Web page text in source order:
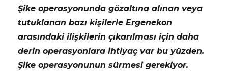
Şike operasyonunda gözaltına alınan veya
tutuklanan bazı kişilerle Ergenekon
arasındaki ilişkilerin çıkarılması için daha
derin operasyonlara ihtiyaç var bu yüzden.
Şike operasyonunun sürmesi gerekiyor.